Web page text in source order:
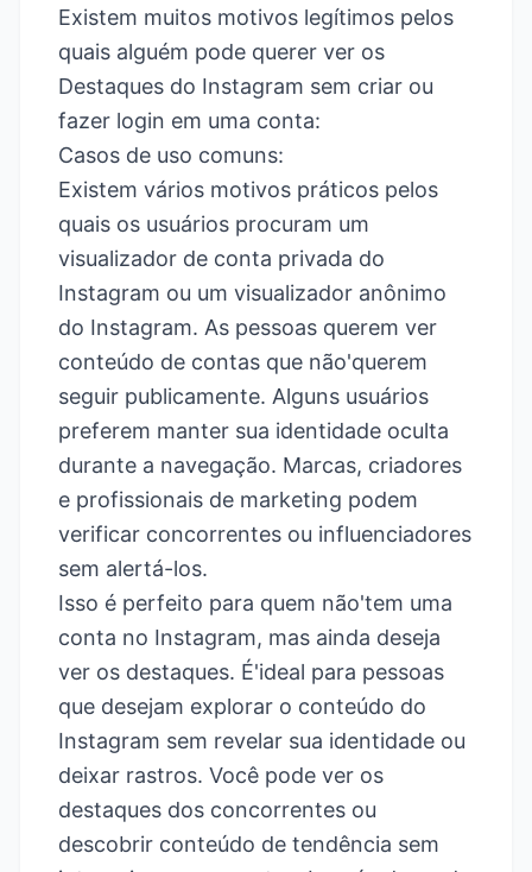
Existem muitos motivos legítimos pelos
quais alguém pode querer ver os
Destaques do Instagram sem criar ou
fazer login em uma conta:
Casos de uso comuns:
Existem vários motivos práticos pelos
quais os usuários procuram um
visualizador de conta privada do
Instagram ou um visualizador anônimo
do Instagram. As pessoas querem ver
conteúdo de contas que não'querem
seguir publicamente. Alguns usuários
preferem manter sua identidade oculta
durante a navegação. Marcas, criadores
e profissionais de marketing podem
verificar concorrentes ou influenciadores
sem alertá-los.
Isso é perfeito para quem não'tem uma
conta no Instagram, mas ainda deseja
ver os destaques. É'ideal para pessoas
que desejam explorar o conteúdo do
Instagram sem revelar sua identidade ou
deixar rastros. Você pode ver os
destaques dos concorrentes ou
descobrir conteúdo de tendência sem